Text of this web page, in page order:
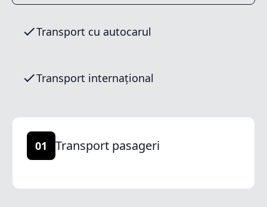
Transport cu autocarul
Transport internațional
01 Transport pasageri